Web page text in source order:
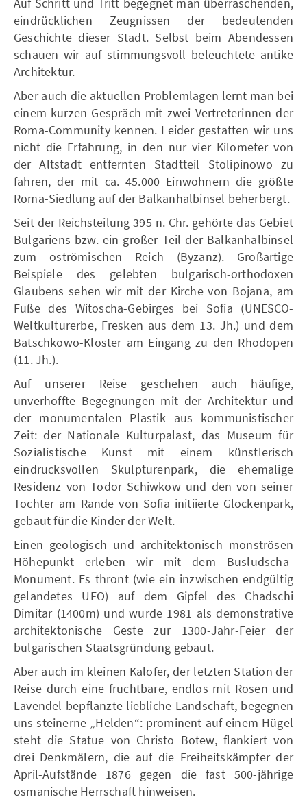
eindrücklichen Zeugnissen der bedeutenden
Geschichte dieser Stadt. Selbst beim Abendessen
schauen wir auf stimmungsvoll beleuchtete antike
Architektur.
Aber auch die aktuellen Problemlagen lernt man bei
einem kurzen Gespräch mit zwei Vertreterinnen der
Roma-Community kennen. Leider gestatten wir uns
nicht die Erfahrung, in den nur vier Kilometer von
der Altstadt entfernten Stadtteil Stolipinowo zu
fahren, der mit ca. 45.000 Einwohnern die größte
Roma-Siedlung auf der Balkanhalbinsel beherbergt.
Seit der Reichsteilung 395 n. Chr. gehörte das Gebiet
Bulgariens bzw. ein großer Teil der Balkanhalbinsel
zum oströmischen Reich (Byzanz). Großartige
Beispiele des gelebten bulgarisch-orthodoxen
Glaubens sehen wir mit der Kirche von Bojana, am
Fuße des Witoscha-Gebirges bei Sofia (UNESCO-
Weltkulturerbe, Fresken aus dem 13. Jh.) und dem
Batschkowo-Kloster am Eingang zu den Rhodopen
(11. Jh.).
Auf unserer Reise geschehen auch häufige,
unverhoffte Begegnungen mit der Architektur und
der monumentalen Plastik aus kommunistischer
Zeit: der Nationale Kulturpalast, das Museum für
Sozialistische Kunst mit einem künstlerisch
eindrucksvollen Skulpturenpark, die ehemalige
Residenz von Todor Schiwkow und den von seiner
Tochter am Rande von Sofia initiierte Glockenpark,
gebaut für die Kinder der Welt.
Einen geologisch und architektonisch monströsen
Höhepunkt erleben wir mit dem Busludscha-
Monument. Es thront (wie ein inzwischen endgültig
gelandetes UFO) auf dem Gipfel des Chadschi
Dimitar (1400m) und wurde 1981 als demonstrative
architektonische Geste zur 1300-Jahr-Feier der
bulgarischen Staatsgründung gebaut.
Aber auch im kleinen Kalofer, der letzten Station der
Reise durch eine fruchtbare, endlos mit Rosen und
Lavendel bepflanzte liebliche Landschaft, begegnen
uns steinerne „Helden“: prominent auf einem Hügel
steht die Statue von Christo Botew, flankiert von
drei Denkmälern, die auf die Freiheitskämpfer der
April-Aufstände 1876 gegen die fast 500-jährige
osmanische Herrschaft hinweisen.